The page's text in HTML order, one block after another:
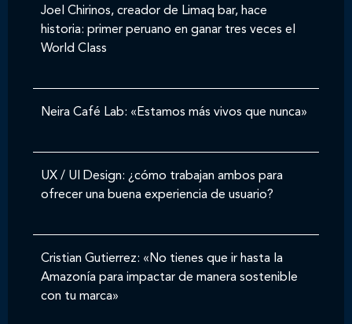
Joel Chirinos, creador de Limaq bar, hace
historia: primer peruano en ganar tres veces el
World Class
Neira Café Lab: «Estamos más vivos que nunca»
UX / UI Design: ¿cómo trabajan ambos para
ofrecer una buena experiencia de usuario?
Cristian Gutierrez: «No tienes que ir hasta la
Amazonía para impactar de manera sostenible
con tu marca»